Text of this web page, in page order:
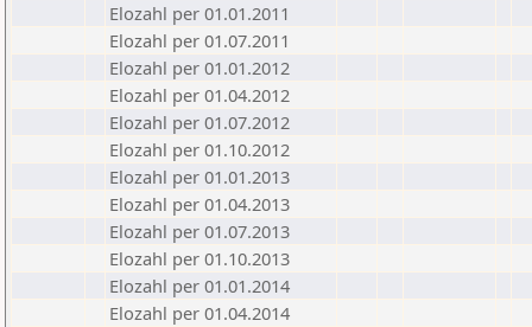
Elozahl per 01.01.2011
Elozahl per 01.07.2011
Elozahl per 01.01.2012
Elozahl per 01.04.2012
Elozahl per 01.07.2012
Elozahl per 01.10.2012
Elozahl per 01.01.2013
Elozahl per 01.04.2013
Elozahl per 01.07.2013
Elozahl per 01.10.2013
Elozahl per 01.01.2014
Elozahl per 01.04.2014